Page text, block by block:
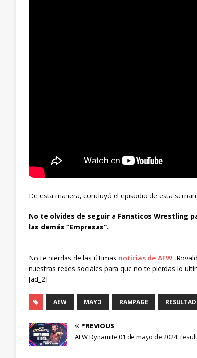
De esta manera, concluyó el episodio de esta
No te olvides de seguir a Fanaticos Wrestling
las demás “Empresas”.
No te pierdas de las últimas noticias de AEW,
nuestras redes sociales para que no te pierdas lo
[ad_2]
AEW MAYO RAMPAGE
PREVIOUS
AEW Dynamite 01 de mayo de 2024: